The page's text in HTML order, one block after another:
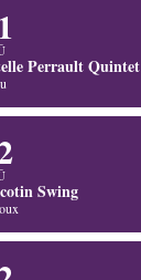
Perrault Quintet
Swing